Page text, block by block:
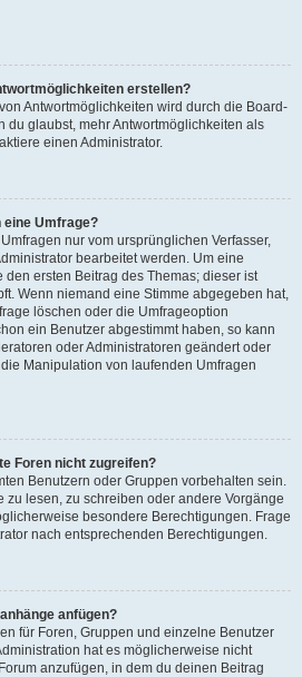
erstellen?
Antwortmöglichkeiten wird durch die Board-
du glaubst, mehr Antwortmöglichkeiten als
einen Administrator.
eine Umfrage?
nur vom ursprünglichen Verfasser,
bearbeitet werden. Um eine
ersten Beitrag des Themas; dieser ist
Wenn niemand eine Stimme abgegeben hat,
löschen oder die Umfrageoption
ein Benutzer abgestimmt haben, so kann
oder Administratoren geändert oder
Manipulation von laufenden Umfragen
Foren nicht zugreifen?
Benutzern oder Gruppen vorbehalten sein.
zu lesen, zu schreiben oder andere Vorgänge
besondere Berechtigungen. Frage
nach entsprechenden Berechtigungen.
anfügen?
für Foren, Gruppen und einzelne Benutzer
hat es möglicherweise nicht
anzufügen, in dem du deinen Beitrag